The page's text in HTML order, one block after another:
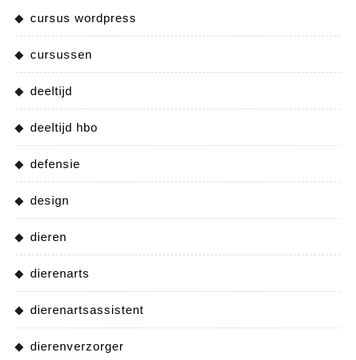
cursus wordpress
cursussen
deeltijd
deeltijd hbo
defensie
design
dieren
dierenarts
dierenartsassistent
dierenverzorger